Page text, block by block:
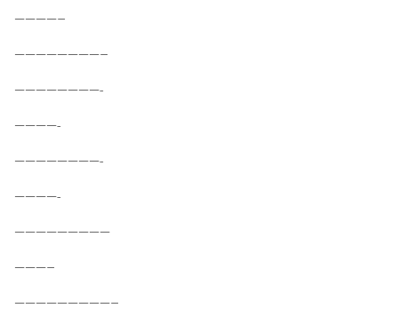
————–
————————–
————————-
————-
————————-
————-
—————————
———–
—————————–